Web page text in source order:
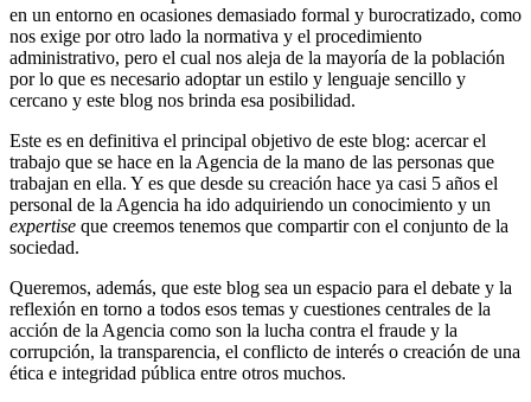
en un entorno en ocasiones demasiado formal y burocratizado, como
nos exige por otro lado la normativa y el procedimiento
administrativo, pero el cual nos aleja de la mayoría de la población
por lo que es necesario adoptar un estilo y lenguaje sencillo y
cercano y este blog nos brinda esa posibilidad.
Este es en definitiva el principal objetivo de este blog: acercar el
trabajo que se hace en la Agencia de la mano de las personas que
trabajan en ella. Y es que desde su creación hace ya casi 5 años el
personal de la Agencia ha ido adquiriendo un conocimiento y un
expertise que creemos tenemos que compartir con el conjunto de la
sociedad.
Queremos, además, que este blog sea un espacio para el debate y la
reflexión en torno a todos esos temas y cuestiones centrales de la
acción de la Agencia como son la lucha contra el fraude y la
corrupción, la transparencia, el conflicto de interés o creación de una
ética e integridad pública entre otros muchos.